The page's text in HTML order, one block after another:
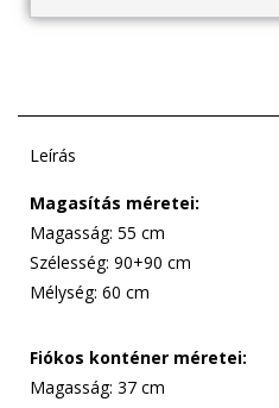
Leírás
Magasítás méretei:
Magasság: 55 cm
Szélesség: 90+90 cm
Mélység: 60 cm
Fiókos konténer méretei:
Magasság: 37 cm